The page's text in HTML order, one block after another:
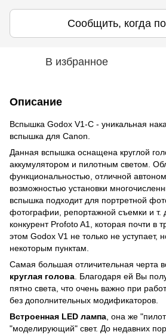
Сообщить, когда
В избранное
Описание
Вспышка Godox V1-C - уникальная
вспышка для Canon.
Данная вспышка оснащена круглой
аккумулятором и пилотным светом.
функциональностью, отличной
возможностью установки
вспышка подходит для портретной
фотографии, репортажной съемки и
конкурент Profoto A1, которая почти в
этом Godox V1 не только не уступает,
некоторым пунктам.
Самая большая отличительная черта
круглая голова . Благодаря ей Вы
пятно света, что очень важно при
без дополнительных модификаторов.
Встроенная LED лампа , она же
"моделирующий" свет. До недавних